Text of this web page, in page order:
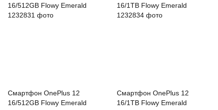
Смартфон OnePlus 12
16/512GB Flowy Emerald
Смартфон OnePlus 12
16/1TB Flowy Emerald